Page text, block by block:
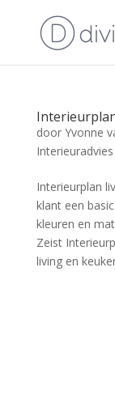
door Yvonne
Interieurplan
klant een
kleuren en
Zeist
living en